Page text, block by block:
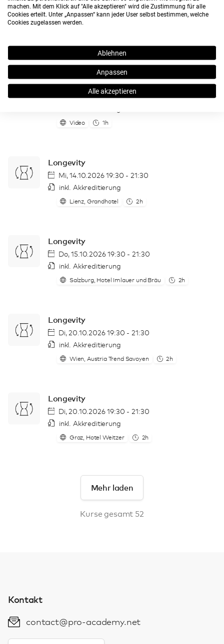
Mikronährstoffberatung
24/7 On-Demand
Online 1h
Omega-3-Fettsäuren
24/7 On-Demand
Video 1h
Longevity
Mi, 14.10.2026 19:30 - 21:30
inkl. Akkreditierung
Lienz, Grandhotel 2h
Longevity
Do, 15.10.2026 19:30 - 21:30
inkl. Akkreditierung
Salzburg, Hotel Imlauer und Bräu 2h
Longevity
Di, 20.10.2026 19:30 - 21:30
inkl. Akkreditierung
Wien, Austria Trend Savoyen 2h
Longevity
Di, 20.10.2026 19:30 - 21:30
inkl. Akkreditierung
Graz, Hotel Weitzer 2h
Mehr laden
Kurse gesamt 52
Kontakt
contact@pro-academy.net
machen. Mit dem Klick auf "Alle akzeptieren" wird die Zustimmung für alle
Cookies erteilt. Unter „Anpassen“ kann jeder User selbst bestimmen, welche
Cookies zugelassen werden.
Ablehnen
Anpassen
Alle akzeptieren